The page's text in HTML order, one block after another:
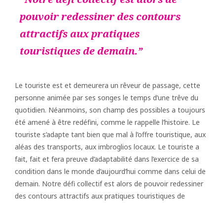
pouvoir redessiner des contours
attractifs aux pratiques
touristiques de demain.
Le touriste est et demeurera un rêveur de passage, cette
personne animée par ses songes le temps d’une trêve du
quotidien. Néanmoins, son champ des possibles a toujours
été amené à être redéfini, comme le rappelle l’histoire. Le
touriste s’adapte tant bien que mal à l’offre touristique, aux
aléas des transports, aux imbroglios locaux. Le touriste a
fait, fait et fera preuve d’adaptabilité dans l’exercice de sa
condition dans le monde d’aujourd’hui comme dans celui de
demain. Notre défi collectif est alors de pouvoir redessiner
des contours attractifs aux pratiques touristiques de